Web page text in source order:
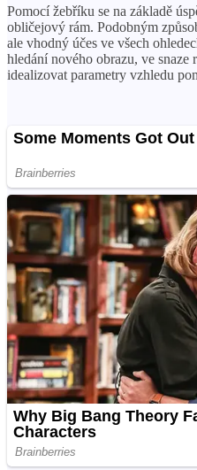
Pomocí žebříku se na základě
obličejový rám. Podobným
ale vhodný účes ve všech
hledání nového obrazu, ve snaze
idealizovat parametry vzhledu